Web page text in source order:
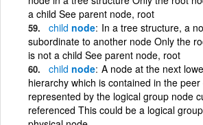
a child See parent node, root
child node In a tree structure, a
subordinate to another node Only the
is not a child See parent node, root
child node A node at the next
hierarchy which is contained in the
represented by the logical group node
referenced This could be a logical